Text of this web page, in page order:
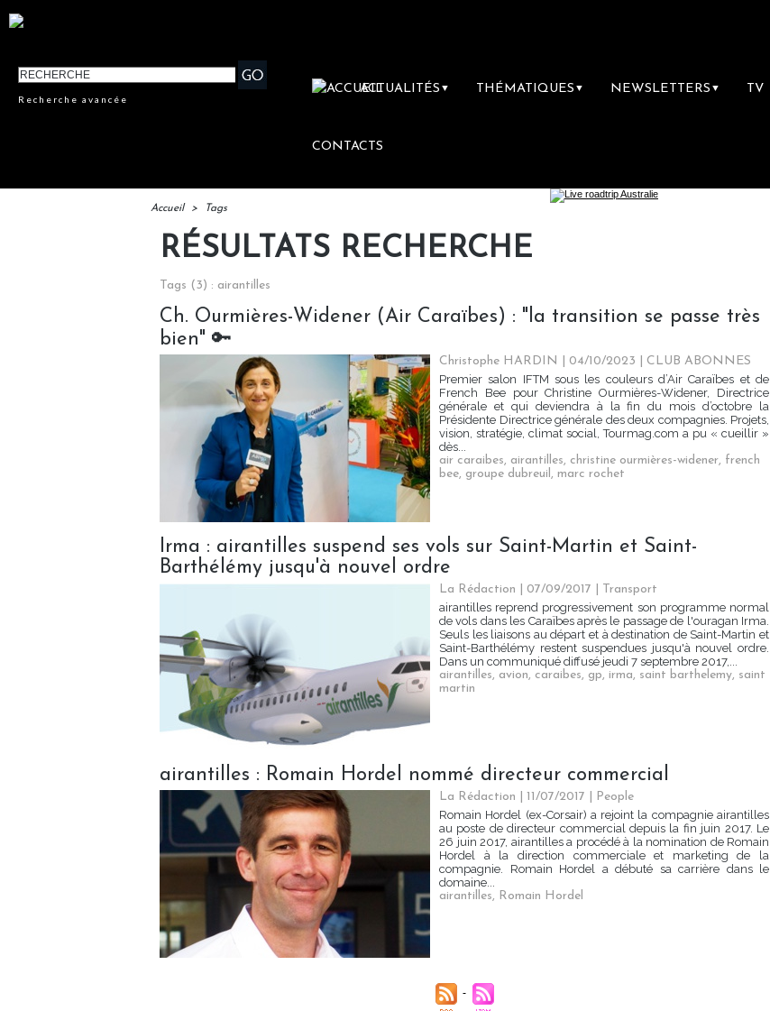
Recherche avancée
ACTUALITÉS ▼ THÉMATIQUES ▼ NEWSLETTERS ▼ TV
CONTACTS
Accueil > Tags
RÉSULTATS RECHERCHE
Tags (3) : airantilles
Ch. Ourmières-Widener (Air Caraïbes) : "la transition se passe très
bien" 🔑
Christophe HARDIN | 04/10/2023
CLUB ABONNES
Premier salon IFTM sous les couleurs d’Air Caraïbes et de
French Bee pour Christine Ourmières-Widener, Directrice
générale et qui deviendra à la fin du mois d’octobre la
Présidente Directrice générale des deux compagnies. Projets,
vision, stratégie, climat social, Tourmag.com a pu « cueillir »
dès...
air caraibes, airantilles, christine ourmières-widener, french
bee, groupe dubreuil, marc rochet
Irma : airantilles suspend ses vols sur Saint-Martin et Saint-
Barthélémy jusqu'à nouvel ordre
La Rédaction | 07/09/2017
Transport
airantilles reprend progressivement son programme normal
de vols dans les Caraïbes après le passage de l'ouragan Irma.
Seuls les liaisons au départ et à destination de Saint-Martin et
Saint-Barthélémy restent suspendues jusqu'à nouvel ordre.
Dans un communiqué diffusé jeudi 7 septembre 2017,...
airantilles, avion, caraibes, gp, irma, saint barthelemy, saint
martin
airantilles : Romain Hordel nommé directeur commercial
La Rédaction | 11/07/2017
People
Romain Hordel (ex-Corsair) a rejoint la compagnie airantilles
au poste de directeur commercial depuis la fin juin 2017. Le
26 juin 2017, airantilles a procédé à la nomination de Romain
Hordel à la direction commerciale et marketing de la
compagnie. Romain Hordel a débuté sa carrière dans le
domaine...
airantilles, Romain Hordel